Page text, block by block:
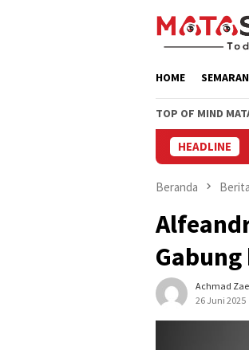
HOME
TOP OF MIND
HEADLINE
Beranda Berita
Achmad
26 Juni 2025